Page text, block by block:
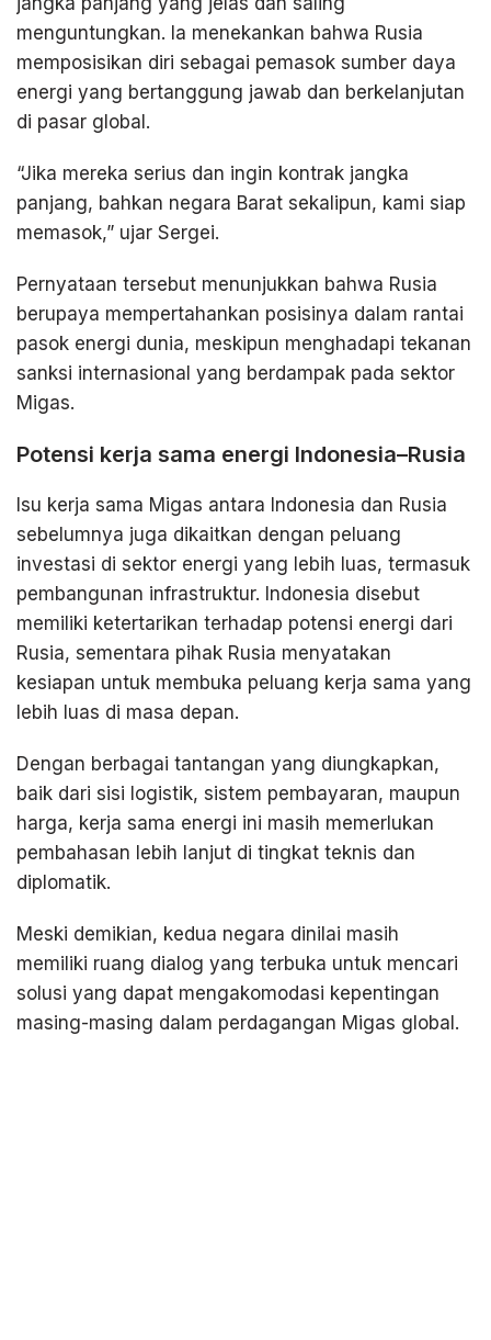
menguntungkan. Ia menekankan bahwa Rusia
memposisikan diri sebagai pemasok sumber daya
energi yang bertanggung jawab dan berkelanjutan
di pasar global.
“Jika mereka serius dan ingin kontrak jangka
panjang, bahkan negara Barat sekalipun, kami siap
memasok,” ujar Sergei.
Pernyataan tersebut menunjukkan bahwa Rusia
berupaya mempertahankan posisinya dalam rantai
pasok energi dunia, meskipun menghadapi tekanan
sanksi internasional yang berdampak pada sektor
Migas.
Potensi kerja sama energi Indonesia–Rusia
Isu kerja sama Migas antara Indonesia dan Rusia
sebelumnya juga dikaitkan dengan peluang
investasi di sektor energi yang lebih luas, termasuk
pembangunan infrastruktur. Indonesia disebut
memiliki ketertarikan terhadap potensi energi dari
Rusia, sementara pihak Rusia menyatakan
kesiapan untuk membuka peluang kerja sama yang
lebih luas di masa depan.
Dengan berbagai tantangan yang diungkapkan,
baik dari sisi logistik, sistem pembayaran, maupun
harga, kerja sama energi ini masih memerlukan
pembahasan lebih lanjut di tingkat teknis dan
diplomatik.
Meski demikian, kedua negara dinilai masih
memiliki ruang dialog yang terbuka untuk mencari
solusi yang dapat mengakomodasi kepentingan
masing-masing dalam perdagangan Migas global.